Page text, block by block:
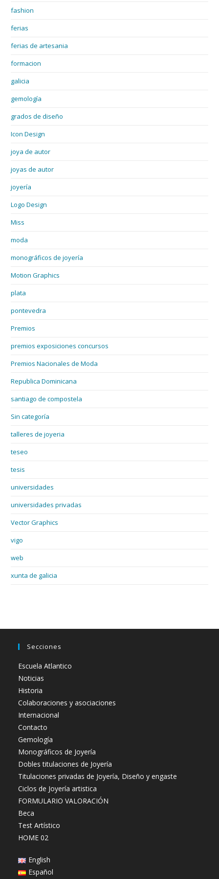
fashion
ferias
ferias de artesania
formacion
galicia
gemología
grados de diseño
Icon Design
joya de autor
joyas de autor
joyería
Logo Design
Miss
moda
monográficos de joyería
Motion Graphics
plata
pontevedra
Premios
premios exposiciones concursos
Premios Nacionales de Moda
Republica Dominicana
santiago de compostela
Sin categoría
talleres de joyeria
teseo
tesis
universidades
universidades privadas
Vector Graphics
vigo
web
xunta de galicia
Secciones
Escuela Atlantico
Noticias
Historia
Colaboraciones y asociaciones
Internacional
Contacto
Gemología
Monográficos de Joyería
Dobles titulaciones de Joyería
Titulaciones privadas de Joyería, Diseño y engaste
Ciclos de Joyería artistica
FORMULARIO VALORACIÓN
Beca
Test Artístico
HOME 02
English
Español